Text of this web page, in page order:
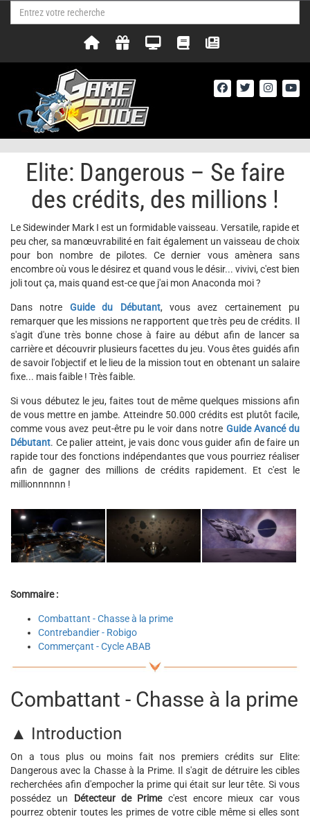
Elite: Dangerous – Se faire
des crédits, des millions !
Le Sidewinder Mark I est un formidable vaisseau. Versatile, rapide et
peu cher, sa manœuvrabilité en fait également un vaisseau de choix
pour bon nombre de pilotes. Ce dernier vous amènera sans
encombre où vous le désirez et quand vous le désir... vivivi, c'est bien
joli tout ça, mais quand est-ce que j'ai mon Anaconda moi ?
Dans notre Guide du Débutant, vous avez certainement pu
remarquer que les missions ne rapportent que très peu de crédits. Il
s'agit d'une très bonne chose à faire au début afin de lancer sa
carrière et découvrir plusieurs facettes du jeu. Vous êtes guidés afin
de savoir l'objectif et le lieu de la mission tout en obtenant un salaire
fixe... mais faible ! Très faible.
Si vous débutez le jeu, faites tout de même quelques missions afin
de vous mettre en jambe. Atteindre 50.000 crédits est plutôt facile,
comme vous avez peut-être pu le voir dans notre Guide Avancé du
Débutant. Ce palier atteint, je vais donc vous guider afin de faire un
rapide tour des fonctions indépendantes que vous pourriez réaliser
afin de gagner des millions de crédits rapidement. Et c'est le
millionnnnnn !
Sommaire :
Combattant - Chasse à la prime
Contrebandier - Robigo
Commerçant - Cycle ABAB
Combattant - Chasse à la prime
▲ Introduction
On a tous plus ou moins fait nos premiers crédits sur Elite:
Dangerous avec la Chasse à la Prime. Il s'agit de détruire les cibles
recherchées afin d'empocher la prime qui était sur leur tête. Si vous
possédez un Détecteur de Primec'est encore mieux car vous
pourrez obtenir toutes les primes de votre cible même si elles sont